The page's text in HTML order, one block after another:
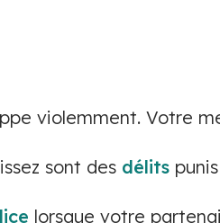
violemment. Votre
sont des délits
lorsque votre